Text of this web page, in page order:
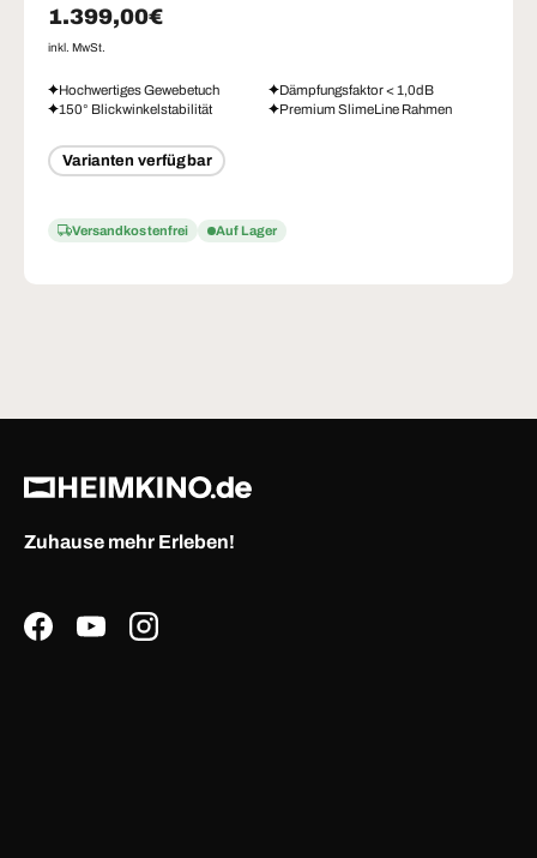
Normaler Preis
1.399,00€
inkl. MwSt.
Hochwertiges Gewebetuch
Dämpfungsfaktor < 1,0dB
150° Blickwinkelstabilität
Premium SlimeLine Rahmen
Varianten verfügbar
Versandkostenfrei Auf Lager
Zuhause mehr Erleben!
FacebookYouTubeInstagram